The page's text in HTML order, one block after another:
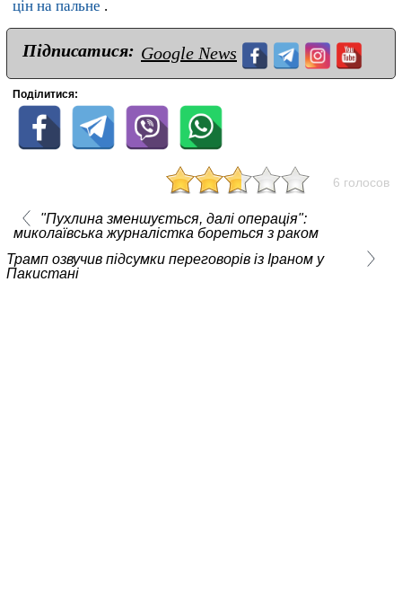
цін на пальне .
Підписатися: Google News
Поділитися:
6 голосов
"Пухлина зменшується, далі операція":
миколаївська журналістка бореться з раком
Трамп озвучив підсумки переговорів із Іраном у
Пакистані